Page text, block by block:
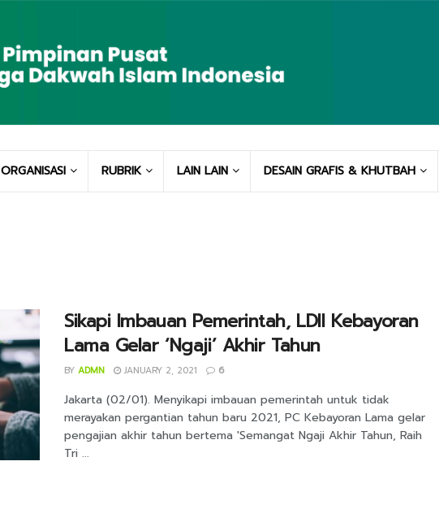
ORGANISASI RUBRIK LAIN LAIN DESAIN GRAFIS & KHUTBAH
Sikapi Imbauan Pemerintah, LDII Kebayoran
Lama Gelar ‘Ngaji’ Akhir Tahun
BY ADMN JANUARY 2, 2021 6
Jakarta (02/01). Menyikapi imbauan pemerintah untuk tidak
merayakan pergantian tahun baru 2021, PC Kebayoran Lama gelar
pengajian akhir tahun bertema 'Semangat Ngaji Akhir Tahun, Raih
Tri ...